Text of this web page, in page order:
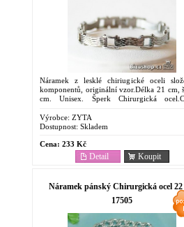
Náramek z lesklé chiriugické oceli
komponentů, originální vzor.Délka 21 cm,
cm. Unisex. Šperk Chirurgická
proti korozi....
Výrobce: ZYTA
Dostupnost: Skladem
Cena: 233 Kč
Koupit
Detail
Náramek pánský Chirurgická ocel 22
17505